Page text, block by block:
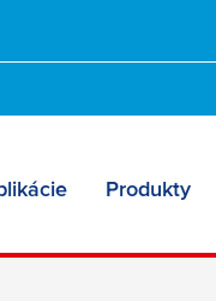
Produkty